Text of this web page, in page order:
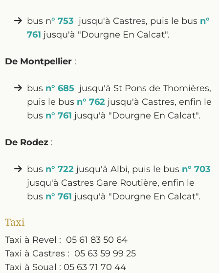
bus n° 753 jusqu'à Castres, puis le bus n°
761 jusqu'à "Dourgne En Calcat".
De Montpellier :
bus n° 685 jusqu'à St Pons de Thomières,
puis le bus n° 762 jusqu'à Castres, enfin le
bus n° 761 jusqu'à "Dourgne En Calcat".
De Rodez :
bus n° 722 jusqu'à Albi, puis le bus n° 703
jusqu'à Castres Gare Routière, enfin le
bus n° 761 jusqu'à "Dourgne En Calcat".
Taxi
Taxi à Revel : 05 61 83 50 64
Taxi à Castres : 05 63 59 99 25
Taxi à Soual : 05 63 71 70 44